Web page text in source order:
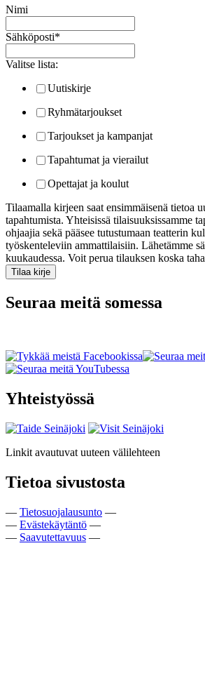
Nimi
Sähköposti*
Valitse lista:
Uutiskirje
Ryhmätarjoukset
Tarjoukset ja kampanjat
Tapahtumat ja vierailut
Opettajat ja koulut
Tilaamalla kirjeen saat ensimmäisenä tietoa
tapahtumista. Yhteisissä tilaisuuksissamme
ohjaajia sekä pääsee tutustumaan teatterin
työskenteleviin ammattilaisiin. Lähetämme
kuukaudessa. Voit perua tilauksen koska
Seuraa meitä somessa
Yhteistyössä
Linkit avautuvat uuteen välilehteen
Tietoa sivustosta
— Tietosuojalausunto —
— Evästekäytäntö —
— Saavutettavuus —